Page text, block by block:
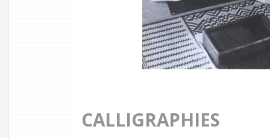
CALLIGRAPHIES